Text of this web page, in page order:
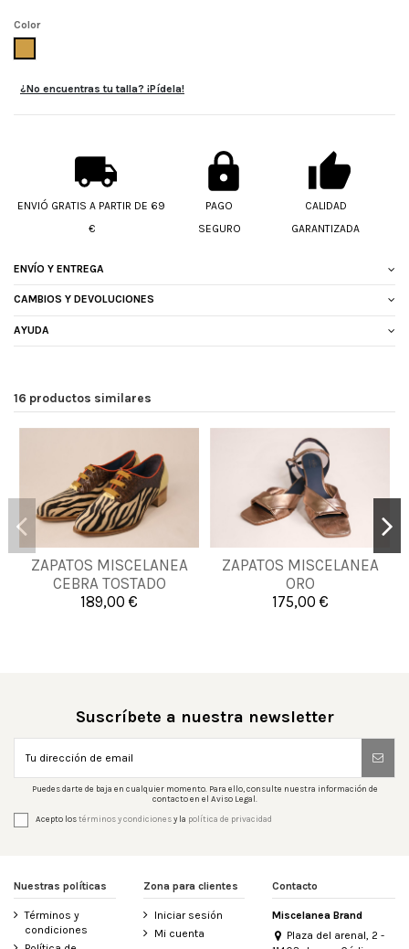
Color
¿No encuentras tu talla? ¡Pídela!
ENVIÓ GRATIS A PARTIR DE 69
€
PAGO
SEGURO
CALIDAD
GARANTIZADA
ENVÍO Y ENTREGA
CAMBIOS Y DEVOLUCIONES
AYUDA
16 productos similares
ZAPATOS MISCELANEA
CEBRA TOSTADO
189,00 €
36 37 38
39
41 42 43
ZAPATOS MISCELANEA
ORO
175,00 €
35 36 37
38
41
Suscríbete a nuestra newsletter
Puedes darte de baja en cualquier momento. Para ello, consulte nuestra información de
contacto en el Aviso Legal.
Acepto lostérminos y condicionesy la política de privacidad
Nuestras políticas
Términos y
condiciones
Zona para clientes
Iniciar sesión
Mi cuenta
Contacto
Miscelanea Brand
Plaza del arenal, 2 -